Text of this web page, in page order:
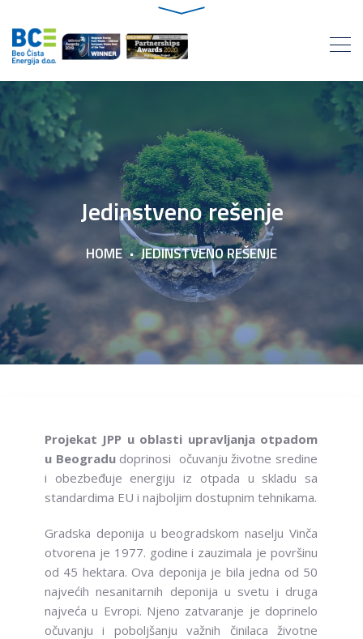
Jedinstveno rešenje
HOME JEDINSTVENO REŠENJE
Projekat JPP u oblasti upravljanja otpadom
u Beogradudoprinosi očuvanju životne sredine
i obezbeđuje energiju iz otpada u skladu sa
standardima EU i najboljim dostupnim tehnikama.
Gradska deponija u beogradskom naselju Vinča
otvorena je 1977. godine i zauzimala je površinu
od 45 hektara. Ova deponija je bila jedna od 50
najvećih nesanitarnih deponija u svetu i druga
najveća u Evropi. Njeno zatvaranje je doprinelo
očuvanju i poboljšanju važnih činilaca životne